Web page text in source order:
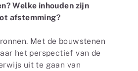
Welke inhouden zijn
afstemming?
Met de bouwstenen
het perspectief van de
uit te gaan van